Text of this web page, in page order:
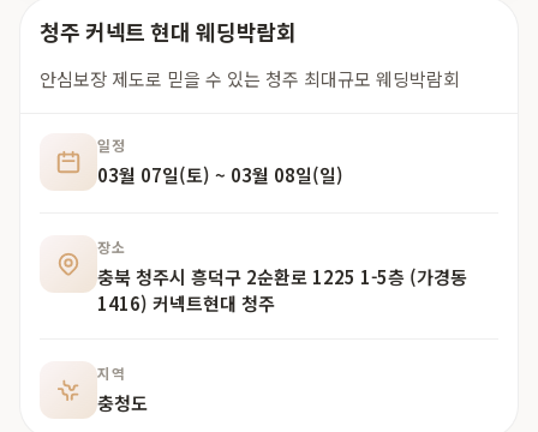
청주 커넥트 현대 웨딩박람회
안심보장 제도로 믿을 수 있는 청주 최대규모 웨딩박람회
일정
03월 07일(토) ~ 03월 08일(일)
장소
충북 청주시 흥덕구 2순환로 1225 1-5층 (가경동
1416) 커넥트현대 청주
지역
충청도